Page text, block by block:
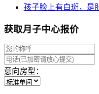
孩子脸上有白斑，是
获取月子中心报价
意向房型：